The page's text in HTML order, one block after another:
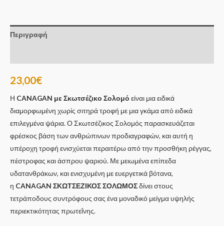
Περιγραφή
23,00€
Η CANAGAN με Σκωτσέζικο Σολομό είναι μια ειδικά
διαμορφωμένη χωρίς σιτηρά τροφή με μια γκάμα από ειδικά
επιλεγμένα ψάρια. Ο Σκωτσέζικος Σολομός παρασκευάζεται
φρέσκος βάση των ανθρώπινων προδιαγραφών, και αυτή η
υπέροχη τροφή ενισχύεται περαιτέρω από την προσθήκη ρέγγας,
πέστροφας και άσπρου ψαριού. Με μειωμένα επίπεδα
υδατανθράκων, και ενισχυμένη με ευεργετικά βότανα,
η CANAGAN ΣΚΩΤΣΕΖΙΚΟΣ ΣΟΛΩΜΟΣδίνει στους
τετράποδους συντρόφους σας ένα μοναδικό μείγμα υψηλής
περιεκτικότητας πρωτεΐνης.